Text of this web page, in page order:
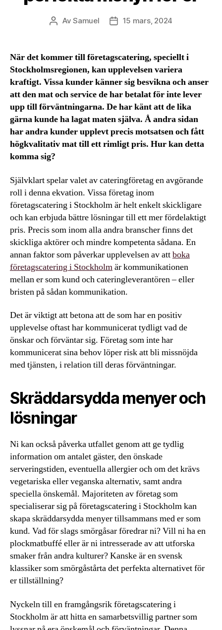
Inläggsförfattare
AvSamuel Inläggsdatum
15 mars, 2024
När det kommer till företagscatering, speciellt i
Stockholmsregionen, kan upplevelsen variera
kraftigt. Vissa kunder känner sig besvikna och anser
att den mat och service de har betalat för inte lever
upp till förväntningarna. De har känt att de lika
gärna kunde ha lagat maten själva. Å andra sidan
har andra kunder upplevt precis motsatsen och fått
högkvalitativ mat till ett rimligt pris. Hur kan detta
komma sig?
Självklart spelar valet av cateringföretag en avgörande
roll i denna ekvation. Vissa företag inom
företagscatering i Stockholm är helt enkelt skickligare
och kan erbjuda bättre lösningar till ett mer fördelaktigt
pris. Precis som inom alla andra branscher finns det
skickliga aktörer och mindre kompetenta sådana. En
annan faktor som påverkar upplevelsen av attboka
företagscatering i Stockholmär kommunikationen
mellan er som kund och cateringleverantören – eller
bristen på sådan kommunikation.
Det är viktigt att betona att de som har en positiv
upplevelse oftast har kommunicerat tydligt vad de
önskar och förväntar sig. Företag som inte har
kommunicerat sina behov löper risk att bli missnöjda
med tjänsten, i relation till deras förväntningar.
Skräddarsydda menyer och
lösningar
Ni kan också påverka utfallet genom att ge tydlig
information om antalet gäster, den önskade
serveringstiden, eventuella allergier och om det krävs
vegetariska eller veganska alternativ, samt andra
speciella önskemål. Majoriteten av företag som
specialiserar sig på företagscatering i Stockholm kan
skapa skräddarsydda menyer tillsammans med er som
kund. Vad för slags smörgåsar föredrar ni? Vill ni ha en
plockmatbuffé eller är ni intresserade av att utforska
smaker från andra kulturer? Kanske är en svensk
klassiker som smörgåstårta det perfekta alternativet för
er tillställning?
Nyckeln till en framgångsrik företagscatering i
Stockholm är att hitta en samarbetsvillig partner som